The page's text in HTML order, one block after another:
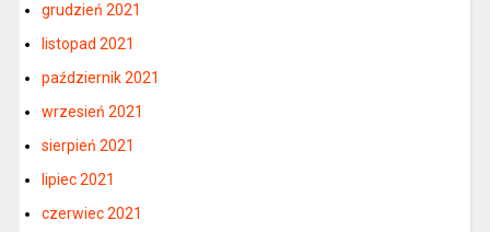
grudzień 2021
listopad 2021
październik 2021
wrzesień 2021
sierpień 2021
lipiec 2021
czerwiec 2021